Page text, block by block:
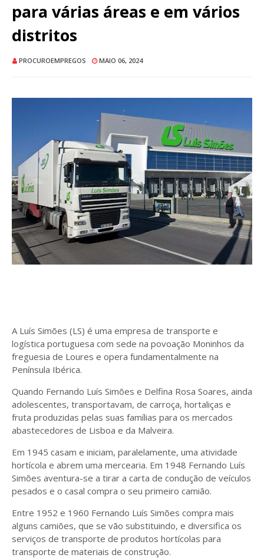
para várias áreas e em vários
distritos
PROCUROEMPREGOS MAIO 06, 2024
A Luís Simões (LS) é uma empresa de transporte e
logística portuguesa com sede na povoação Moninhos da
freguesia de Loures e opera fundamentalmente na
Península Ibérica.
Quando Fernando Luís Simões e Delfina Rosa Soares, ainda
adolescentes, transportavam, de carroça, hortaliças e
fruta produzidas pelas suas famílias para os mercados
abastecedores de Lisboa e da Malveira.
Em 1945 casam e iniciam, paralelamente, uma atividade
hortícola e abrem uma mercearia. Em 1948 Fernando Luís
Simões aventura-se a tirar a carta de condução de veículos
pesados e o casal compra o seu primeiro camião.
Entre 1952 e 1960 Fernando Luís Simões compra mais
alguns camiões, que se vão substituindo, e diversifica os
serviços de transporte de produtos hortícolas para
transporte de materiais de construção.